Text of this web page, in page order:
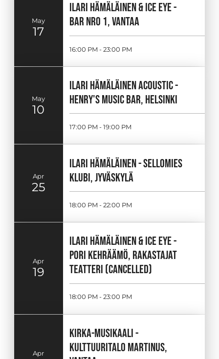
May
17
ILARI HÄMÄLÄINEN & ICE EYE -
BAR NRO 1, VANTAA
16:00 PM - 23:00 PM
May
10
ILARI HÄMÄLÄINEN ACOUSTIC -
HENRY'S MUSIC BAR, HELSINKI
17:00 PM - 19:00 PM
Apr
25
ILARI HÄMÄLÄINEN - SELLOMIES
KLUBI, JYVÄSKYLÄ
18:00 PM - 22:00 PM
Apr
19
ILARI HÄMÄLÄINEN & ICE EYE -
PORI KEHRÄÄMÖ, RAKASTAJAT
TEATTERI (CANCELLED)
18:00 PM - 23:00 PM
Apr
KIRKA-MUSIKAALI -
KULTTUURITALO MARTINUS,